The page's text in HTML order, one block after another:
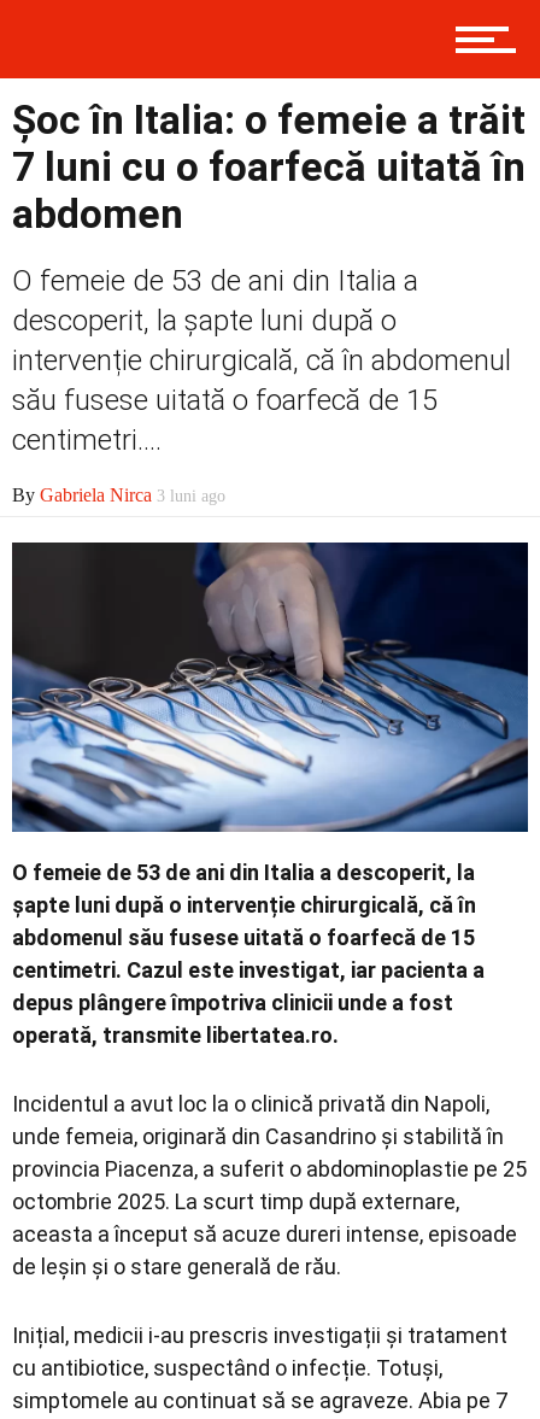
Prima
Politică
Externe
Social
Economic
Șoc în Italia: o femeie a trăit
7 luni cu o foarfecă uitată în
abdomen
O femeie de 53 de ani din Italia a
descoperit, la șapte luni după o
intervenție chirurgicală, că în abdomenul
său fusese uitată o foarfecă de 15
centimetri....
By Gabriela Nirca 3 luni ago
O femeie de 53 de ani din Italia a descoperit, la
șapte luni după o intervenție chirurgicală, că în
abdomenul său fusese uitată o foarfecă de 15
centimetri. Cazul este investigat, iar pacienta a
depus plângere împotriva clinicii unde a fost
operată, transmite libertatea.ro.
Incidentul a avut loc la o clinică privată din Napoli,
unde femeia, originară din Casandrino și stabilită în
provincia Piacenza, a suferit o abdominoplastie pe 25
octombrie 2025. La scurt timp după externare,
aceasta a început să acuze dureri intense, episoade
de leșin și o stare generală de rău.
Inițial, medicii i-au prescris investigații și tratament
cu antibiotice, suspectând o infecție. Totuși,
simptomele au continuat să se agraveze. Abia pe 7